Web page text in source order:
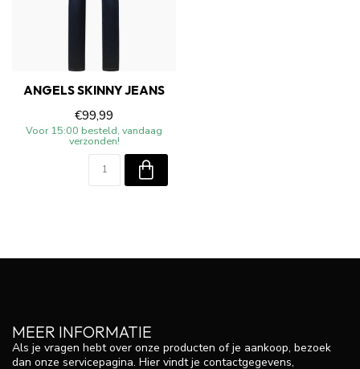
ANGELS SKINNY JEANS
€99,99
Voor 15:00 besteld, vandaag
verzonden!
MEER INFORMATIE
Als je vragen hebt over onze producten of je aankoop, bezoek
dan onze servicepagina. Hier vindt je contactgegevens,